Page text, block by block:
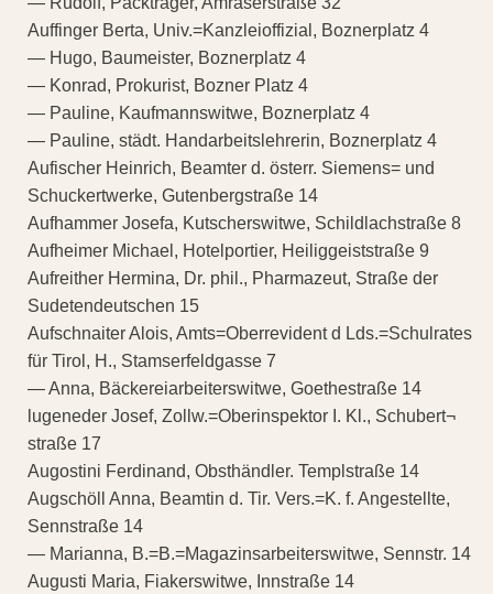
Auffinger Berta, Univ.=Kanzleioffizial, Boznerplatz 4
— Hugo, Baumeister, Boznerplatz 4
— Konrad, Prokurist, Bozner Platz 4
— Pauline, Kaufmannswitwe, Boznerplatz 4
— Pauline, städt. Handarbeitslehrerin, Boznerplatz 4
Aufischer Heinrich, Beamter d. österr. Siemens= und
Schuckertwerke, Gutenbergstraße 14
Aufhammer Josefa, Kutscherswitwe, Schildlachstraße 8
Aufheimer Michael, Hotelportier, Heiliggeiststraße 9
Aufreither Hermina, Dr. phil., Pharmazeut, Straße der
Sudetendeutschen 15
Aufschnaiter Alois, Amts=Oberrevident d Lds.=Schulrates
für Tirol, H., Stamserfeldgasse 7
— Anna, Bäckereiarbeiterswitwe, Goethestraße 14
lugeneder Josef, Zollw.=Oberinspektor I. Kl., Schubert¬
straße 17
Augostini Ferdinand, Obsthändler. Templstraße 14
Augschöll Anna, Beamtin d. Tir. Vers.=K. f. Angestellte,
Sennstraße 14
— Marianna, B.=B.=Magazinsarbeiterswitwe, Sennstr. 14
Augusti Maria, Fiakerswitwe, Innstraße 14